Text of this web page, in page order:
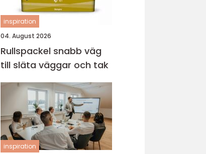
inspiration
04. August 2026
Rullspackel snabb väg
till släta väggar och tak
inspiration